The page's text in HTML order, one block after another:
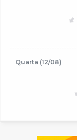
Quarta (12/08)